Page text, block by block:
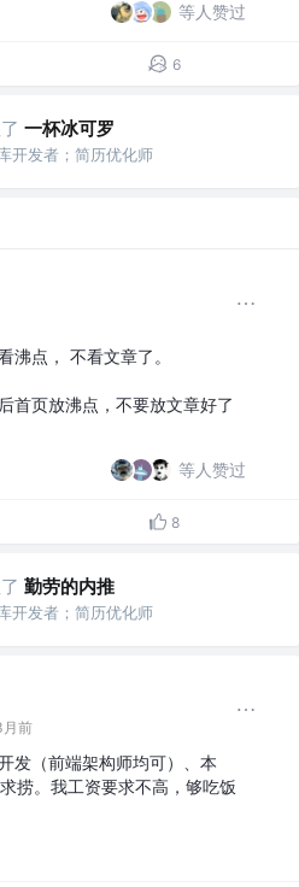
等人赞过
6
一杯冰可罗
发者；简历优化师
沸点， 不看文章了。
首页放沸点，不要放文章好了
等人赞过
8
勤劳的内推
发者；简历优化师
月前
发（前端架构师均可）、本
捞。我工资要求不高，够吃饭